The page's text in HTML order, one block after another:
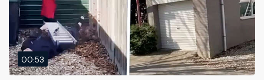
00:53